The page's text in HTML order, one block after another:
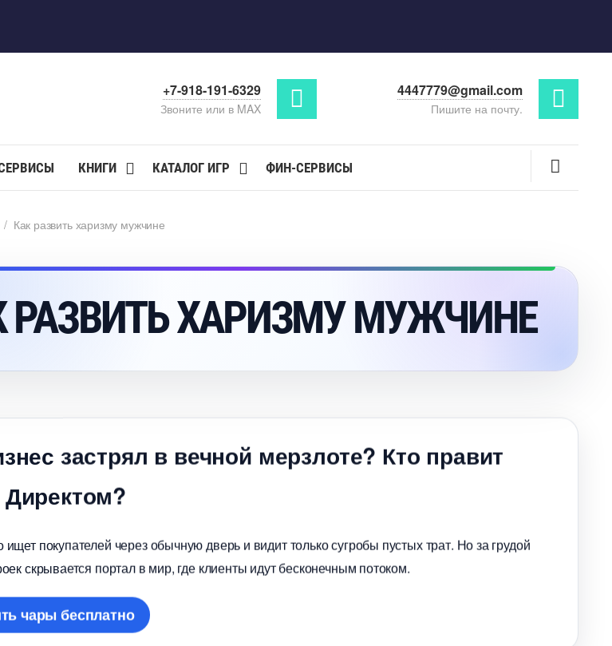
+7-918-191-6329
Звоните или в MAX
4447779@gmail.com
Пишите на почту.
КНИГИ КАТАЛОГ ИГР ФИН-СЕРВИСЫ
Как развить харизму мужчине
РАЗВИТЬ ХАРИЗМУ МУЖЧИНЕ
застрял в вечной мерзлоте? Кто правит
покупателей через обычную дверь и видит только сугробы пустых трат. Но за грудой
скрывается портал в мир, где клиенты идут бесконечным потоком.
чары бесплатно